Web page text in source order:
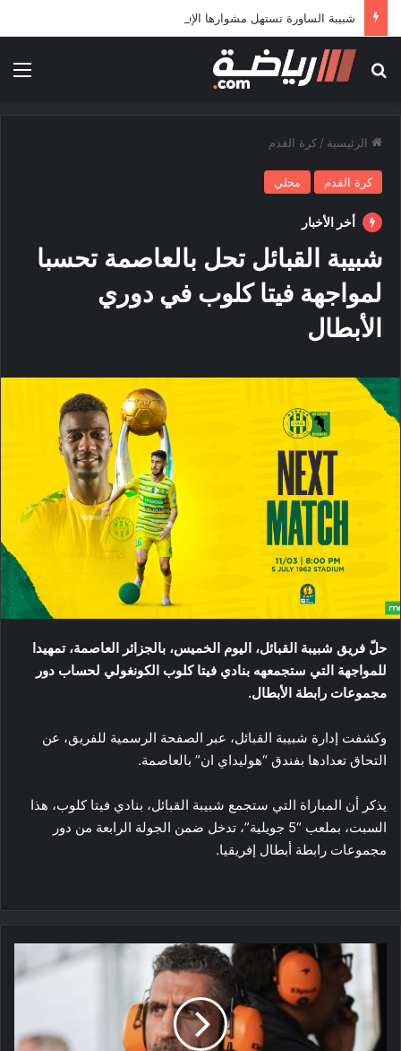
شبيبة الساورة تستهل مشوارها الإفريقي بمواجهة حافيا كوناكري
بحث عن
الرئيسية / كرة القدم
كرة القدم محلي
أخر الأخبار
شبيبة القبائل تحل بالعاصمة تحسبا
لمواجهة فيتا كلوب في دوري
الأبطال
حلّ فريق شبيبة القبائل، اليوم الخميس، بالجزائر العاصمة، تمهيدا
للمواجهة التي ستجمعهه بنادي فيتا كلوب الكونغولي لحساب دور
مجموعات رابطة الأبطال.
وكشفت إدارة شبيبة القبائل، عبر الصفحة الرسمية للفريق، عن
التحاق تعدادها بفندق “هوليداي ان” بالعاصمة.
يذكر أن المباراة التي ستجمع شبيبة القبائل، بنادي فيتا كلوب، هذا
السبت، بملعب “5 جويلية”، تدخل ضمن الجولة الرابعة من دور
مجموعات رابطة أبطال إفريقيا.
البحرين
كانت